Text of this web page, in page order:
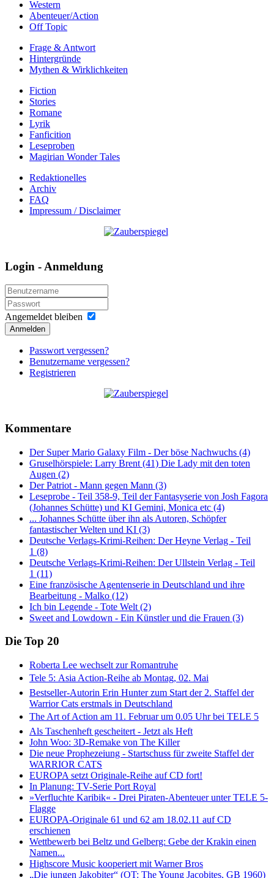
Western
Abenteuer/Action
Off Topic
Frage & Antwort
Hintergründe
Mythen & Wirklichkeiten
Fiction
Stories
Romane
Lyrik
Fanficition
Leseproben
Magirian Wonder Tales
Redaktionelles
Archiv
FAQ
Impressum / Disclaimer
Login - Anmeldung
Angemeldet bleiben
Anmelden
Passwort vergessen?
Benutzername vergessen?
Registrieren
Kommentare
Der Super Mario Galaxy Film - Der böse Nachwuchs (4)
Gruselhörspiele: Larry Brent (41) Die Lady mit den toten
Augen (2)
Der Patriot - Mann gegen Mann (3)
Leseprobe - Teil 358-9, Teil der Fantasyserie von Josh Fagora
(Johannes Schütte) und KI Gemini, Monica etc (4)
... Johannes Schütte über ihn als Autoren, Schöpfer
fantastischer Welten und KI (3)
Deutsche Verlags-Krimi-Reihen: Der Heyne Verlag - Teil
1 (8)
Deutsche Verlags-Krimi-Reihen: Der Ullstein Verlag - Teil
1 (11)
Eine französische Agentenserie in Deutschland und ihre
Bearbeitung - Malko (12)
Ich bin Legende - Tote Welt (2)
Sweet and Lowdown - Ein Künstler und die Frauen (3)
Die Top 20
Roberta Lee wechselt zur Romantruhe
Tele 5: Asia Action-Reihe ab Montag, 02. Mai
Bestseller-Autorin Erin Hunter zum Start der 2. Staffel der
Warrior Cats erstmals in Deutschland
The Art of Action am 11. Februar um 0.05 Uhr bei TELE 5
Als Taschenheft gescheitert - Jetzt als Heft
John Woo: 3D-Remake von The Killer
Die neue Prophezeiung - Startschuss für zweite Staffel der
WARRIOR CATS
EUROPA setzt Originale-Reihe auf CD fort!
In Planung: TV-Serie Port Royal
»Verfluchte Karibik« - Drei Piraten-Abenteuer unter TELE 5-
Flagge
EUROPA-Originale 61 und 62 am 18.02.11 auf CD
erschienen
Wettbewerb bei Beltz und Gelberg: Gebe der Krakin einen
Namen...
Highscore Music kooperiert mit Warner Bros
„Die jungen Jakobiter“ (OT: The Young Jacobites, GB 1960)